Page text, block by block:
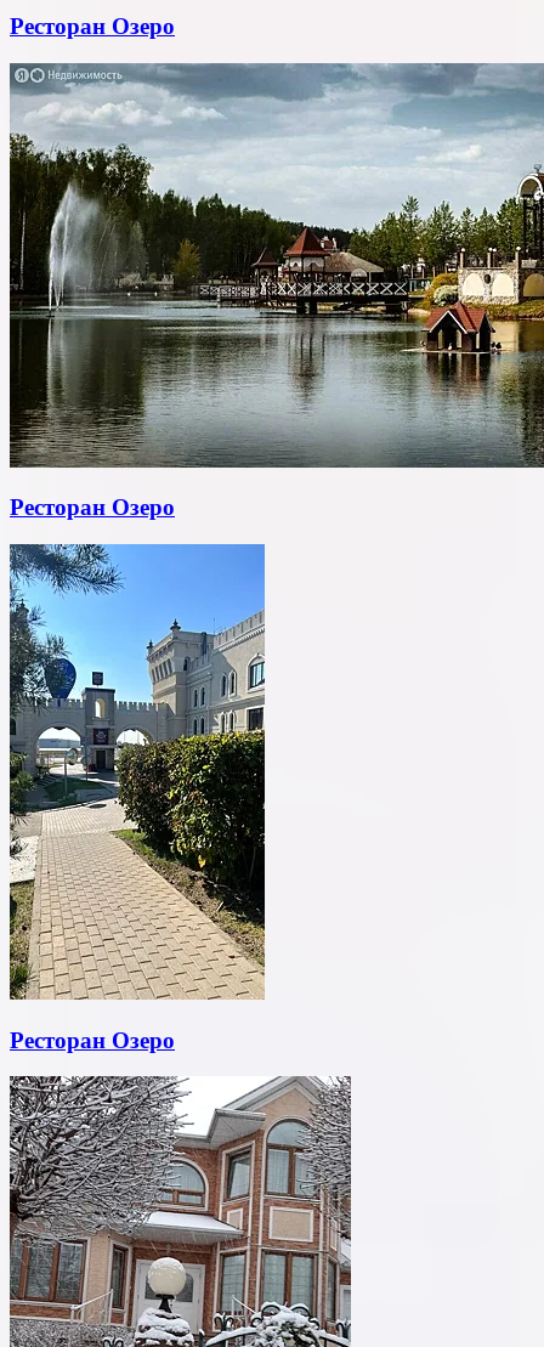
Ресторан Озеро
Ресторан Озеро
Ресторан Озеро